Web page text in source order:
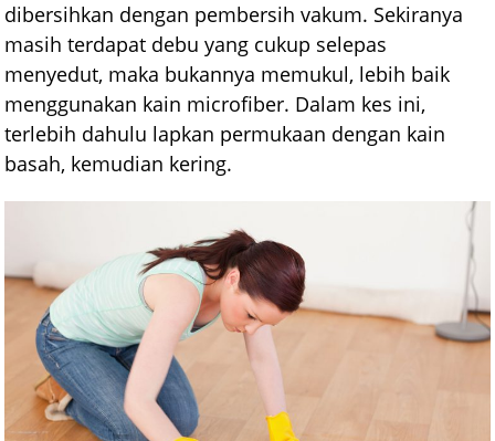
dibersihkan dengan pembersih vakum. Sekiranya
masih terdapat debu yang cukup selepas
menyedut, maka bukannya memukul, lebih baik
menggunakan kain microfiber. Dalam kes ini,
terlebih dahulu lapkan permukaan dengan kain
basah, kemudian kering.